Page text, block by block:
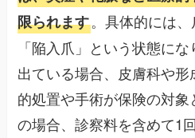
限られます。具体的には
「陥入爪」という状態に
出ている場合、皮膚科や
的処置や手術が保険の対
の場合、診察料を含めて1